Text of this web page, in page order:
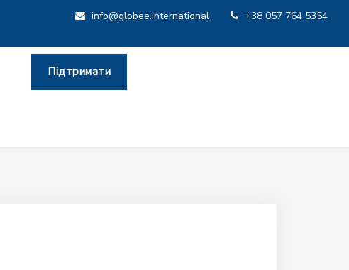
+38 057 764 5354
info@globee.international
Підтримати